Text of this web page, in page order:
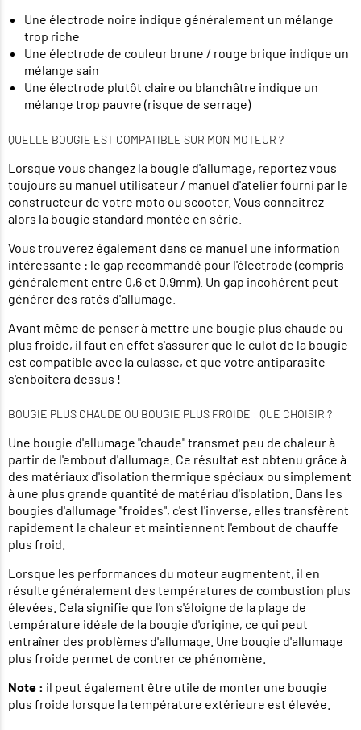
Une électrode noire indique généralement un mélange
trop riche
Une électrode de couleur brune / rouge brique indique un
mélange sain
Une électrode plutôt claire ou blanchâtre indique un
mélange trop pauvre (risque de serrage)
QUELLE BOUGIE EST COMPATIBLE SUR MON MOTEUR ?
Lorsque vous changez la bougie d'allumage, reportez vous
toujours au manuel utilisateur / manuel d'atelier fourni par le
constructeur de votre moto ou scooter. Vous connaitrez
alors la bougie standard montée en série.
Vous trouverez également dans ce manuel une information
intéressante : le gap recommandé pour l'électrode (compris
généralement entre 0,6 et 0,9mm). Un gap incohérent peut
générer des ratés d'allumage.
Avant même de penser à mettre une bougie plus chaude ou
plus froide, il faut en effet s'assurer que le culot de la bougie
est compatible avec la culasse, et que votre antiparasite
s'enboitera dessus !
BOUGIE PLUS CHAUDE OU BOUGIE PLUS FROIDE : QUE CHOISIR ?
Une bougie d'allumage "chaude" transmet peu de chaleur à
partir de l'embout d'allumage. Ce résultat est obtenu grâce à
des matériaux d'isolation thermique spéciaux ou simplement
à une plus grande quantité de matériau d'isolation. Dans les
bougies d'allumage "froides", c'est l'inverse, elles transfèrent
rapidement la chaleur et maintiennent l'embout de chauffe
plus froid.
Lorsque les performances du moteur augmentent, il en
résulte généralement des températures de combustion plus
élevées. Cela signifie que l'on s'éloigne de la plage de
température idéale de la bougie d'origine, ce qui peut
entraîner des problèmes d'allumage. Une bougie d'allumage
plus froide permet de contrer ce phénomène.
Note : il peut également être utile de monter une bougie
plus froide lorsque la température extérieure est élevée.